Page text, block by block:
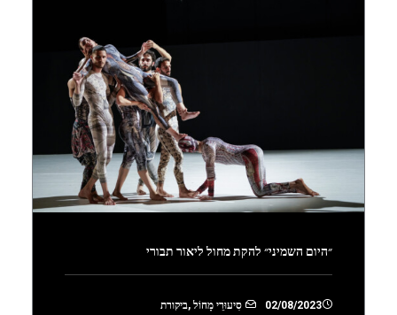
״היום השמיני״ להקת מחול ליאור תבורי
02/08/2023 סִיעוּרֵי מָחוֹל ,ביקורת